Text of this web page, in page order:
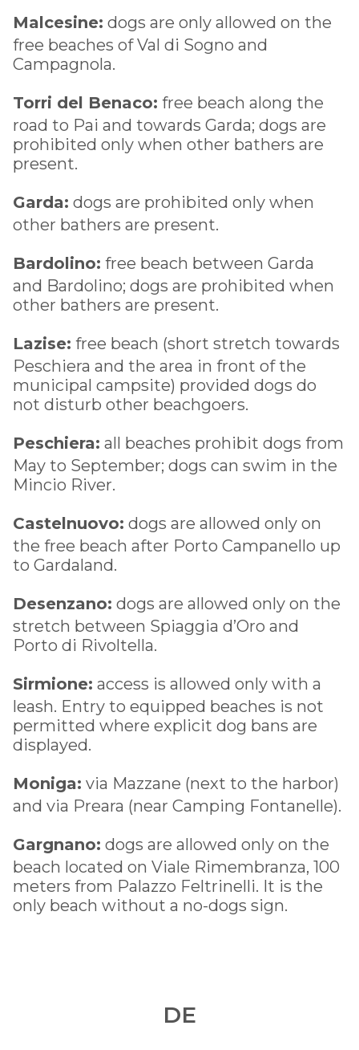
Malcesine: dogs are only allowed on the
free beaches of Val di Sogno and
Campagnola.
Torri del Benaco: free beach along the
road to Pai and towards Garda; dogs are
prohibited only when other bathers are
present.
Garda: dogs are prohibited only when
other bathers are present.
Bardolino: free beach between Garda
and Bardolino; dogs are prohibited when
other bathers are present.
Lazise: free beach (short stretch towards
Peschiera and the area in front of the
municipal campsite) provided dogs do
not disturb other beachgoers.
Peschiera: all beaches prohibit dogs from
May to September; dogs can swim in the
Mincio River.
Castelnuovo: dogs are allowed only on
the free beach after Porto Campanello up
to Gardaland.
Desenzano: dogs are allowed only on the
stretch between Spiaggia d’Oro and
Porto di Rivoltella.
Sirmione: access is allowed only with a
leash. Entry to equipped beaches is not
permitted where explicit dog bans are
displayed.
Moniga: via Mazzane (next to the harbor)
and via Preara (near Camping Fontanelle).
Gargnano: dogs are allowed only on the
beach located on Viale Rimembranza, 100
meters from Palazzo Feltrinelli. It is the
only beach without a no-dogs sign.
DE